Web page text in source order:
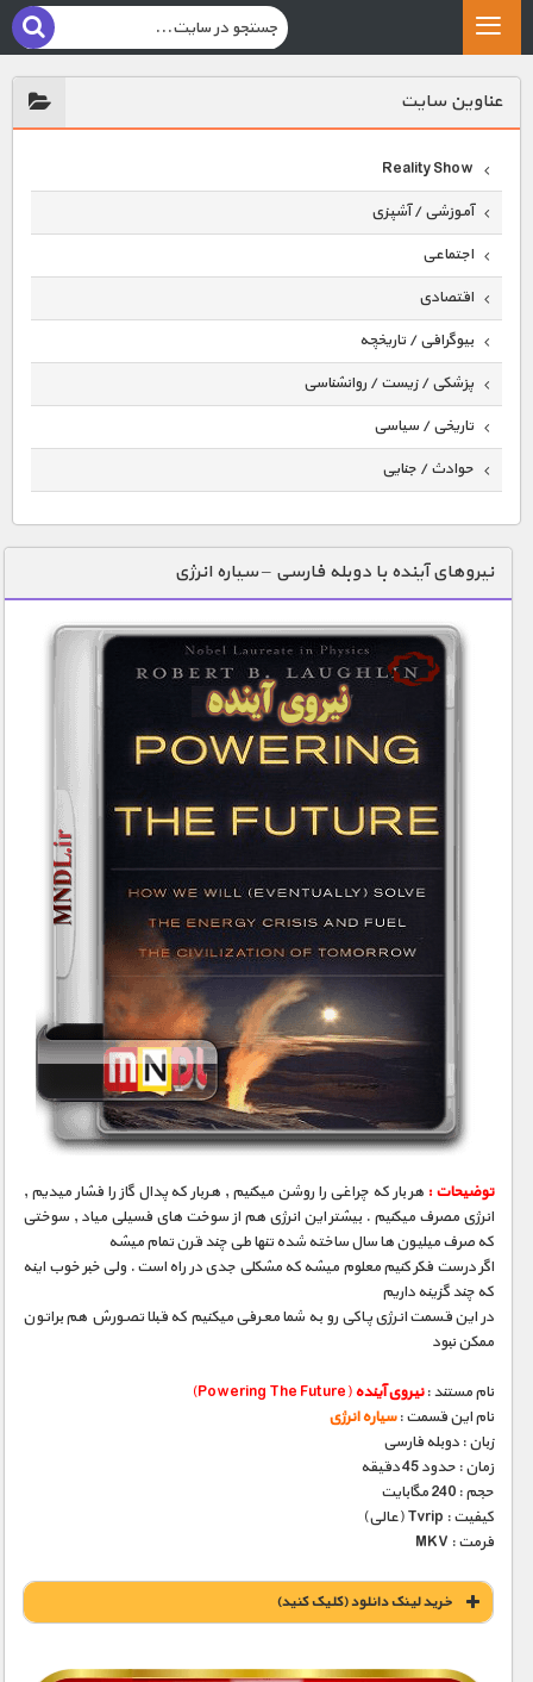
عناوين سايت
Reality Show
آموزشی / آشپزی
اجتماعی
اقتصادی
بیوگرافی / تاریخچه
پزشکی / زیست / روانشناسی
تاریخی / سیاسی
حوادث / جنایی
دنیای خوراکی ها
زمین شناسی / محیط زیست
سازه/ معماری/ مهندسی
سرگرمی
شناخت کودکان
علم و فناوری
کیهان / نجوم
گردشگری
ماورایی
مسابقات / ورزشی
مستند های اختصاصی
نیروهای آینده با دوبله فارسی – سیاره انرژی
توضیحات : هر بار که چراغی را روشن میکنیم , هربار که پدال گاز را فشار میدیم ,
انرژی مصرف میکنیم . بیشتر این انرژی هم از سوخت های فسیلی میاد , سوختی
که صرف میلیون ها سال ساخته شده تنها طی چند قرن تمام میشه
اگر درست فکر کنیم معلوم میشه که مشکلی جدی در راه است . ولی خبر خوب اینه
که چند گزینه داریم
در این قسمت انرژی پاکی رو به شما معرفی میکنیم که قبلا تصورش هم براتون
ممکن نبود
نام مستند :نیروی آینده(Powering The Future)
نام این قسمت :سیاره انرژی
زبان : دوبله فارسی
زمان : حدود 45 دقیقه
حجم : 240 مگابایت
کیفیت : Tvrip (عالی)
فرمت : MKV
خريد لينک دانلود (کليک کنيد)